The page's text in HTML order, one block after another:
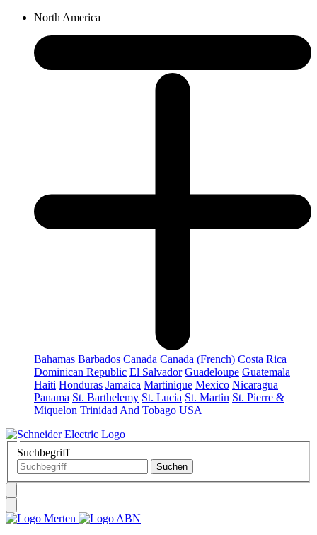
North America
Bahamas Barbados Canada Canada (French) Costa Rica
Dominican Republic El Salvador Guadeloupe Guatemala
Haiti Honduras Jamaica Martinique Mexico Nicaragua
Panama St. Barthelemy St. Lucia St. Martin St. Pierre &
Miquelon Trinidad And Tobago USA
Suchbegriff